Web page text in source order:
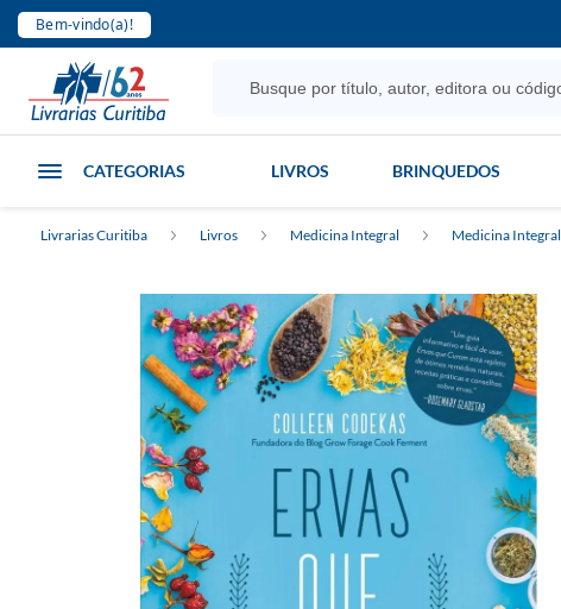
Bem-vindo(a)!
CATEGORIAS LIVROS BRINQUEDOS
Livrarias Curitiba Livros Medicina Integral Medicina Integral